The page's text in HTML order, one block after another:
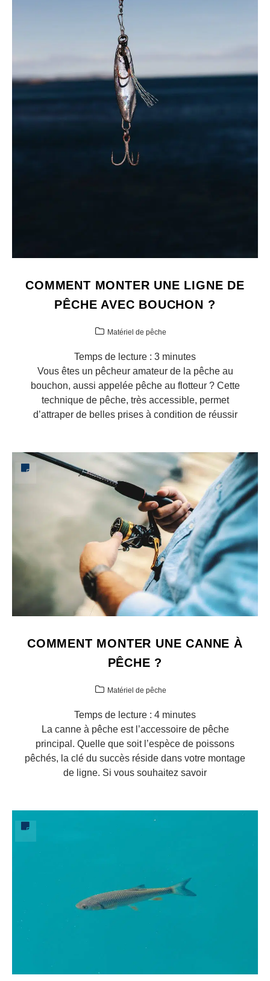
COMMENT MONTER UNE LIGNE DE
PÊCHE AVEC BOUCHON ?
Matériel de pêche
Temps de lecture : 3 minutes
Vous êtes un pêcheur amateur de la pêche au
bouchon, aussi appelée pêche au flotteur ? Cette
technique de pêche, très accessible, permet
d’attraper de belles prises à condition de réussir
COMMENT MONTER UNE CANNE À
PÊCHE ?
Matériel de pêche
Temps de lecture : 4 minutes
La canne à pêche est l’accessoire de pêche
principal. Quelle que soit l’espèce de poissons
pêchés, la clé du succès réside dans votre montage
de ligne. Si vous souhaitez savoir